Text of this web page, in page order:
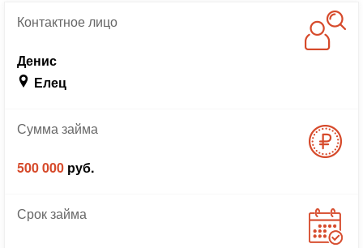
Контактноелицо
Денис
Елец
Суммазайма
500 000 руб.
Срокзайма